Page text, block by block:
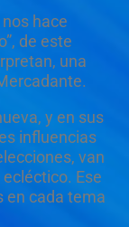
hace
de este
una
y en sus
influencias
van
Ese
en cada tema